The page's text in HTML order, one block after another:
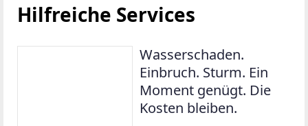
Hilfreiche Services
Wasserschaden.
Einbruch. Sturm. Ein
Moment genügt. Die
Kosten bleiben.